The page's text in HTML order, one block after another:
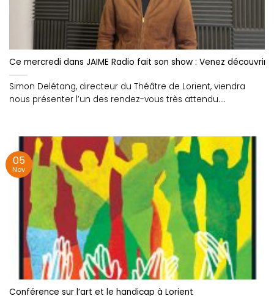
Ce mercredi dans JAIME Radio fait son show : Venez découvrir
Simon Delétang, directeur du Théâtre de Lorient, viendra
nous présenter l’un des rendez-vous très attendu....
Conférence sur l’art et le handicap à Lorient
05
Nov